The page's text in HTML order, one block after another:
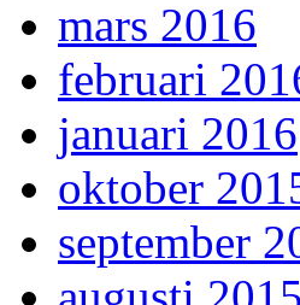
mars 2016
februari
januari 2016
oktober
september